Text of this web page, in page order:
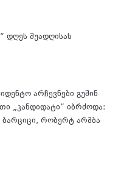
დღეს შუადღისას
არჩევნები გუშინ
„კანდიდატი“ იბრძოდა:
რობერტ არშბა